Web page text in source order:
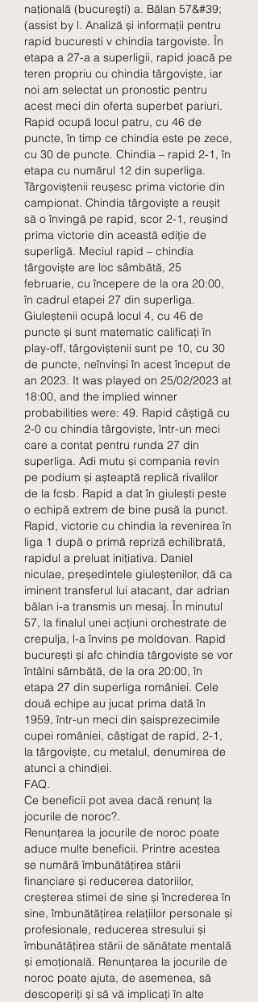
naţională (bucureşti) a. Bălan 57&#39;
(assist by l. Analiză și informații pentru
rapid bucuresti v chindia targoviste. În
etapa a 27-a a superligii, rapid joacă pe
teren propriu cu chindia târgoviște, iar
noi am selectat un pronostic pentru
acest meci din oferta superbet pariuri.
Rapid ocupă locul patru, cu 46 de
puncte, în timp ce chindia este pe zece,
cu 30 de puncte. Chindia – rapid 2-1, în
etapa cu numărul 12 din superliga.
Târgoviștenii reușesc prima victorie din
campionat. Chindia târgoviște a reușit
să o învingă pe rapid, scor 2-1, reușind
prima victorie din această ediție de
superligă. Meciul rapid – chindia
târgoviște are loc sâmbătă, 25
februarie, cu începere de la ora 20:00,
în cadrul etapei 27 din superliga.
Giuleștenii ocupă locul 4, cu 46 de
puncte și sunt matematic calificați în
play-off, târgoviștenii sunt pe 10, cu 30
de puncte, neînvinși în acest început de
an 2023. It was played on 25/02/2023 at
18:00, and the implied winner
probabilities were: 49. Rapid câștigă cu
2-0 cu chindia târgoviște, într-un meci
care a contat pentru runda 27 din
superliga. Adi mutu și compania revin
pe podium și așteaptă replică rivalilor
de la fcsb. Rapid a dat în giulești peste
o echipă extrem de bine pusă la punct.
Rapid, victorie cu chindia la revenirea în
liga 1 după o primă repriză echilibrată,
rapidul a preluat inițiativa. Daniel
niculae, președintele giuleștenilor, dă ca
iminent transferul lui atacant, dar adrian
bălan i-a transmis un mesaj. În minutul
57, la finalul unei acțiuni orchestrate de
crepulja, l-a învins pe moldovan. Rapid
bucurești și afc chindia târgoviște se vor
întâlni sâmbătă, de la ora 20:00, în
etapa 27 din superliga româniei. Cele
două echipe au jucat prima dată în
1959, într-un meci din șaisprezecimile
cupei româniei, câștigat de rapid, 2-1,
la târgoviște, cu metalul, denumirea de
atunci a chindiei.
FAQ.
Ce beneficii pot avea dacă renunț la
jocurile de noroc?.
Renunțarea la jocurile de noroc poate
aduce multe beneficii. Printre acestea
se numără îmbunătățirea stării
financiare și reducerea datoriilor,
creșterea stimei de sine și încrederea în
sine, îmbunătățirea relațiilor personale și
profesionale, reducerea stresului și
îmbunătățirea stării de sănătate mentală
și emoțională. Renunțarea la jocurile de
noroc poate ajuta, de asemenea, să
descoperiți și să vă implicați în alte